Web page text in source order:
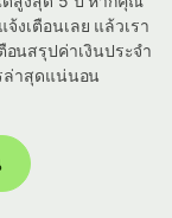
งเตือนเลย แล้วเรา
นสรุปค่าเงินประจำ
ล่าสุดแน่นอน